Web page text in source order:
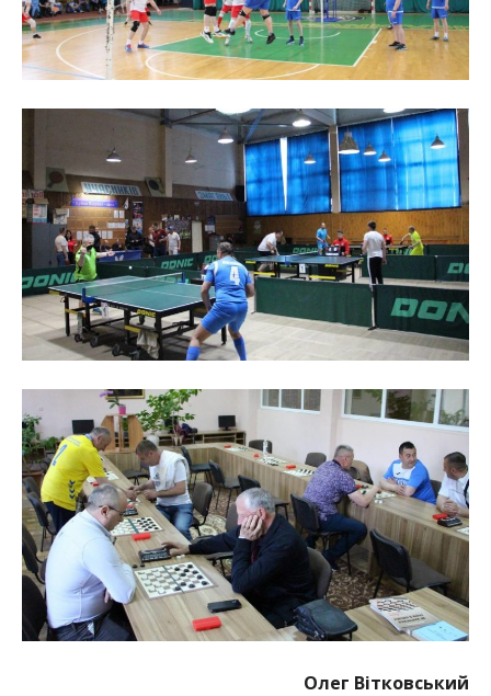
Олег Вітковський